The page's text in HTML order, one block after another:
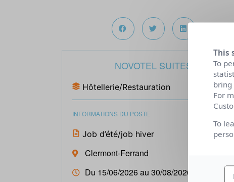
NOVOTEL SUITES
Hôtellerie/Restauration
INFORMATIONS DU POSTE
Job d’été/job hiver
Clermont-Ferrand
Du 15/06/2026 au 30/08/2026
This
To
bring
For
To